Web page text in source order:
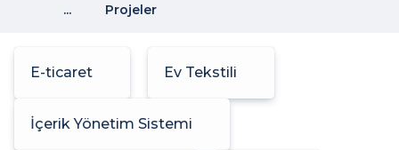
... Projeler
E-ticaret Ev Tekstili
İçerik Yönetim Sistemi